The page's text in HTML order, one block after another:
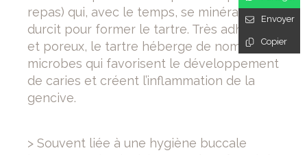
repas) qui, avec le temps, se minéralise et
durcit pour former le tartre. Très adhérent
et poreux, le tartre héberge de nombreux
microbes qui favorisent le développement
de caries et créent l’inflammation de la
gencive.
> Souvent liée à une hygiène buccale
Envoyer
Copier